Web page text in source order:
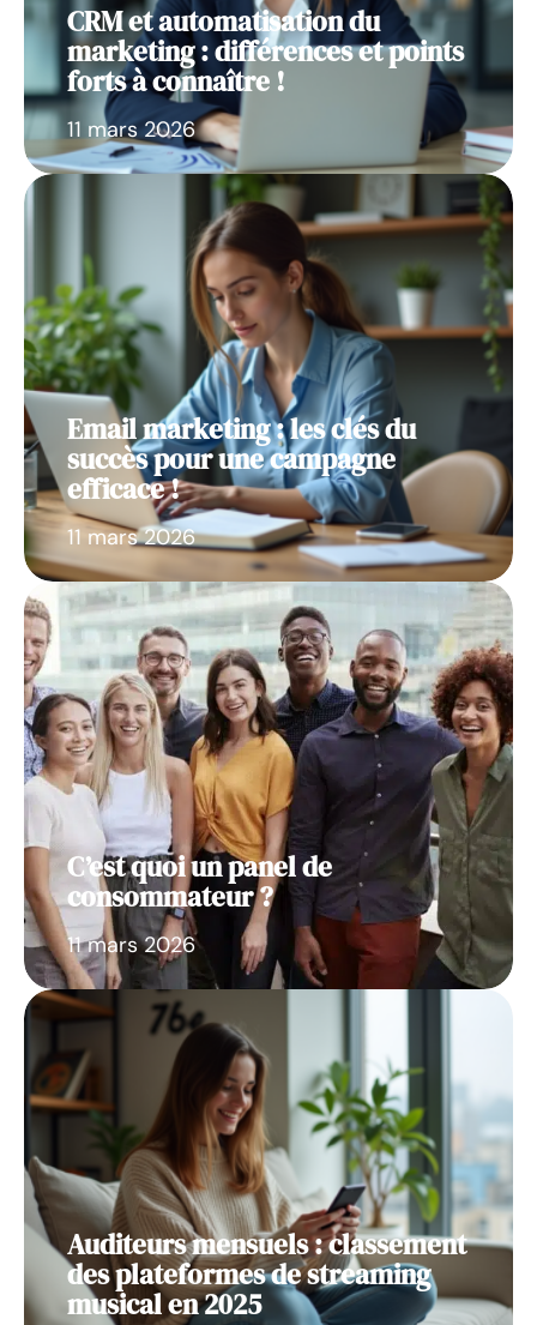
CRM et automatisation du
marketing : différences et points
forts à connaître !
11 mars 2026
Email marketing : les clés du
succès pour une campagne
efficace !
11 mars 2026
C’est quoi un panel de
consommateur ?
11 mars 2026
Auditeurs mensuels : classement
des plateformes de streaming
musical en 2025